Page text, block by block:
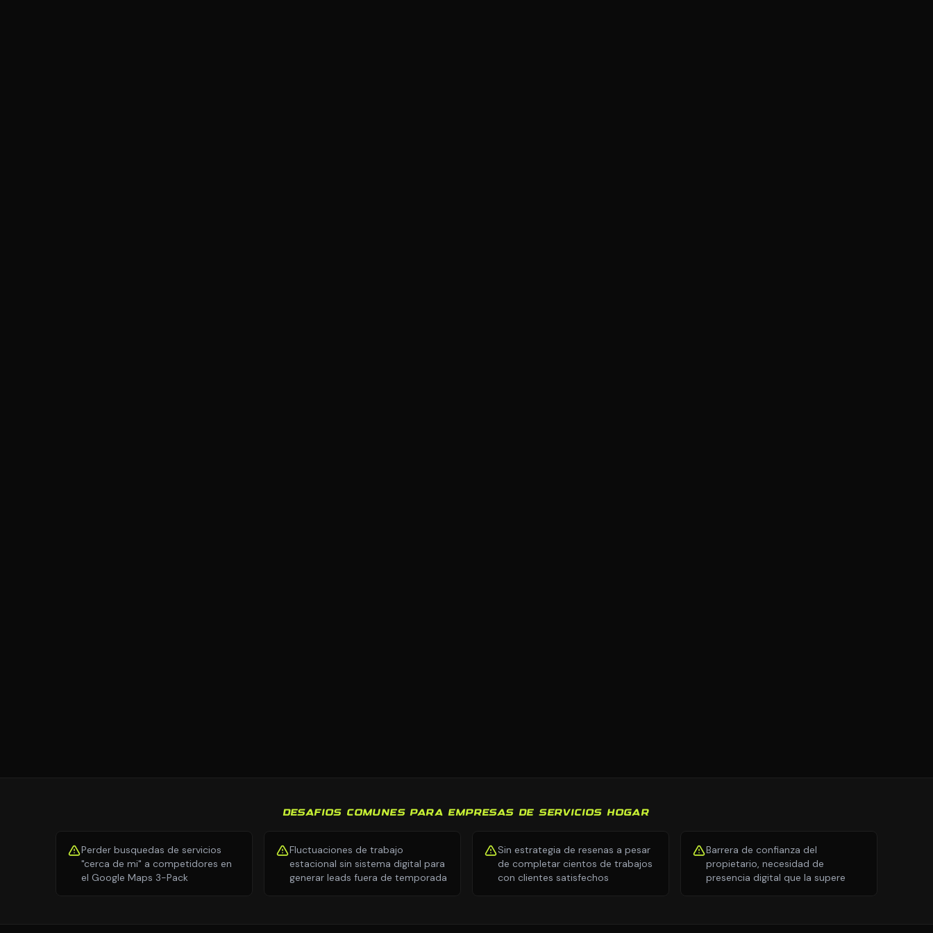
DESAFIOS COMUNES PARA EMPRESAS DE SERVICIOS HOGAR
Perder busquedas de servicios
"cerca de mi" a competidores en
el Google Maps 3-Pack
Fluctuaciones de trabajo
estacional sin sistema digital para
generar leads fuera de temporada
Sin estrategia de resenas a pesar
de completar cientos de trabajos
con clientes satisfechos
Barrera de confianza del
propietario, necesidad de
presencia digital que la supere